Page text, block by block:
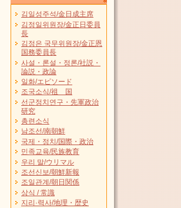
김일성주석/金日成主席
김정일위원장/金正日委員
長
김정은 국무위원장/金正恩
国務委員長
사설・론설・정론/社説・
論説・政論
일화/エピソード
조국소식/祖 国
선군정치연구・先軍政治
研究
총련소식
남조선/南朝鮮
국제・정치/国際・政治
민족교육/民族教育
우리 말/ウリマル
조선신보/朝鮮新報
조일관계/朝日関係
상식 / 常識
지리·력사/地理・歴史